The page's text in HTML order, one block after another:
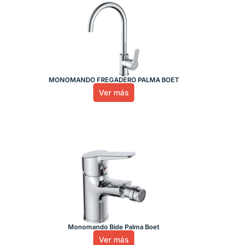
MONOMANDO FREGADERO PALMA BOET
Ver más
Monomando Bide Palma Boet
Ver más